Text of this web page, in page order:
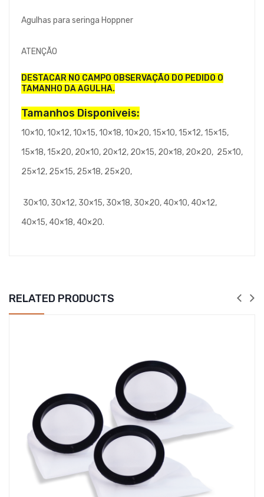
Agulhas para seringa Hoppner
ATENÇÃO
DESTACAR NO CAMPO OBSERVAÇÃO DO PEDIDO O
TAMANHO DA AGULHA.
Tamanhos Disponiveis:
10×10, 10×12, 10×15, 10×18, 10×20, 15×10, 15×12, 15×15,
15×18, 15×20, 20×10, 20×12, 20×15, 20×18, 20×20, 25×10,
25×12, 25×15, 25×18, 25×20,
30×10, 30×12, 30×15, 30×18, 30×20, 40×10, 40×12,
40×15, 40×18, 40×20.
RELATED PRODUCTS